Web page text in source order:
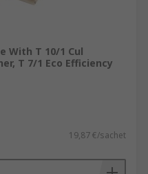
With T 10/1 Cul
T 7/1 Eco Efficiency
19,87 €/sachet